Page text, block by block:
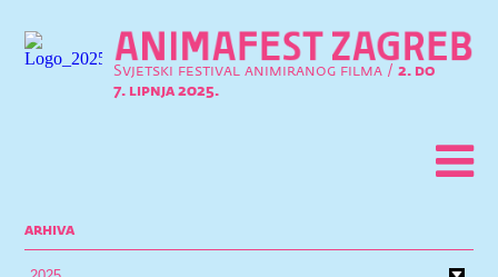
Svjetski festival animiranog filma /2. do
7. lipnja 2025.
arhiva